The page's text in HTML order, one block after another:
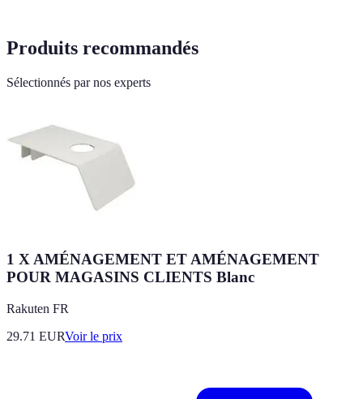
Produits recommandés
Sélectionnés par nos experts
1 X AMÉNAGEMENT ET AMÉNAGEMENT
POUR MAGASINS CLIENTS Blanc
Rakuten FR
29.71 EURVoir le prix